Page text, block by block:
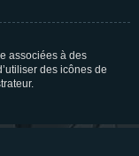
associées à des
des icônes de